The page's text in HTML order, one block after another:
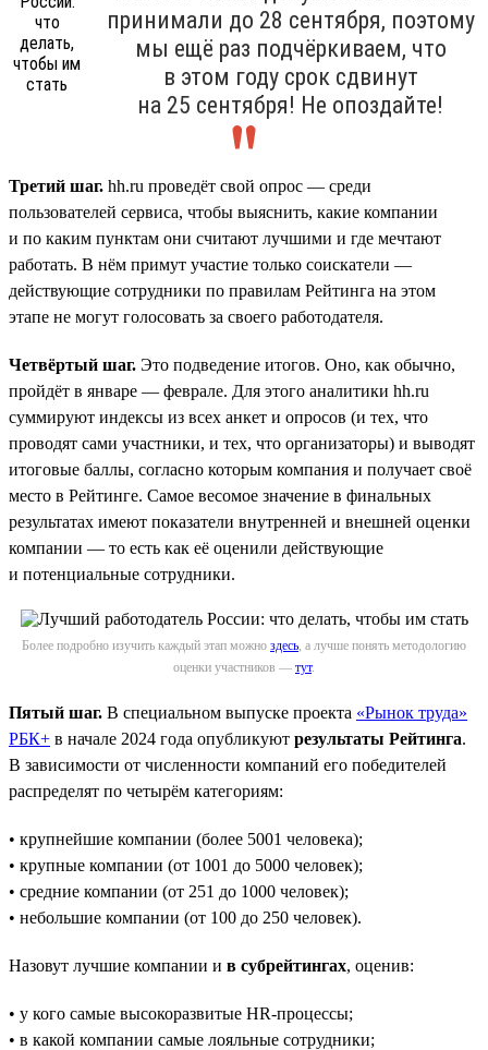
принимали до 28 сентября, поэтому
мы ещё раз подчёркиваем, что
в этом году срок сдвинут
на 25 сентября! Не опоздайте!
Третий шаг. hh.ru проведёт свой опрос — среди
пользователей сервиса, чтобы выяснить, какие компании
и по каким пунктам они считают лучшими и где мечтают
работать. В нём примут участие только соискатели —
действующие сотрудники по правилам Рейтинга на этом
этапе не могут голосовать за своего работодателя.
Четвёртый шаг. Это подведение итогов. Оно, как обычно,
пройдёт в январе — феврале. Для этого аналитики hh.ru
суммируют индексы из всех анкет и опросов (и тех, что
проводят сами участники, и тех, что организаторы) и выводят
итоговые баллы, согласно которым компания и получает своё
место в Рейтинге. Самое весомое значение в финальных
результатах имеют показатели внутренней и внешней оценки
компании — то есть как её оценили действующие
и потенциальные сотрудники.
Более подробно изучить каждый этап можно здесь, а лучше понять методологию
оценки участников — тут.
Пятый шаг. В специальном выпуске проекта «Рынок труда»
РБК+ в начале 2024 года опубликуют результаты Рейтинга.
В зависимости от численности компаний его победителей
распределят по четырём категориям:
• крупнейшие компании (более 5001 человека);
• крупные компании (от 1001 до 5000 человек);
• средние компании (от 251 до 1000 человек);
• небольшие компании (от 100 до 250 человек).
Назовут лучшие компании и в субрейтингах, оценив:
• у кого самые высокоразвитые HR-процессы;
• в какой компании самые лояльные сотрудники;